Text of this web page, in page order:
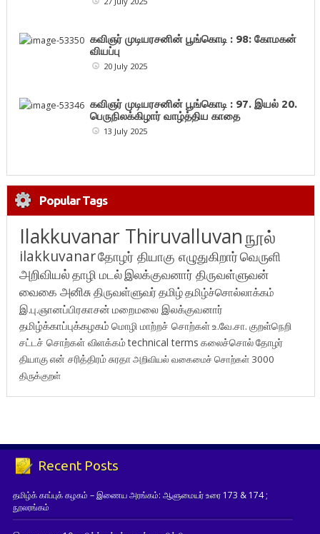
கவிஞர் முடியரசனின் பூங்கொடி : 98: கோமகன்
வியப்பு
20 July 2025
கவிஞர் முடியரசனின் பூங்கொடி : 97. இயல் 20.
பெருநிலக்கிழார் வாழ்த்திய காதை
13 July 2025
Popular Tags
Ilakkuvanar Thiruvalluvanநூல்
ilakkuvanarதோழர் தியாகு எழுதுகிறார்வெருளி
அறிவியல்தாழி மடல்இலக்குவனார் திருவள்ளுவன்
வைகை அனிசுதிருவள்ளுவர்தமிழ்தமிழ்ச்சொல்லாக்கம்
இ.பு.ஞானப்பிரகாசன் மறைமலை இலக்குவனார்
தமிழ்க்காப்புக்கழகம் மொழி மாற்றச் சொற்கள்உ.வே.சா. குறள்நெறி
சட்டச் சொற்கள் விளக்கம்technical terms கலைச்சொல்தோழர்
தியாகுஎன் சரித்திரம்சுரதாஅறிவியல் வகைமைச் சொற்கள் 3000
திருக்குறள்
Recent Posts
தமிழ்க் காப்புக் கழகம் – இணைய அரங்கம்: ஆளுமையர் உரை 173 & 174 ;
நூலரங்கம்